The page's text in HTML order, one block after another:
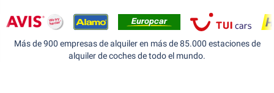
Más de 900 empresas de alquiler en más de 85.000 estaciones de
alquiler de coches de todo el mundo.